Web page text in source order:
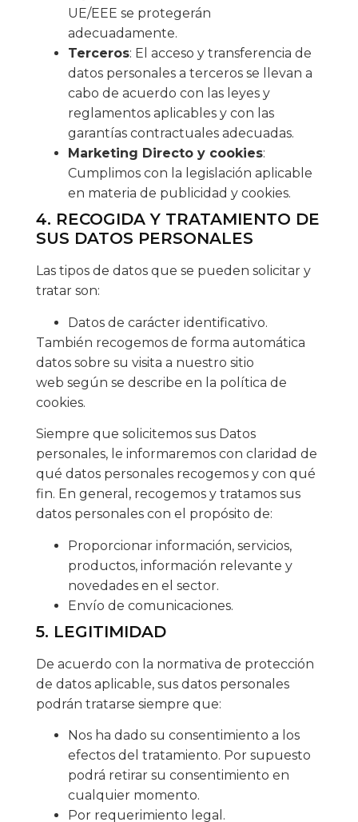
UE/EEE se protegerán
adecuadamente.
Terceros: El acceso y transferencia de
datos personales a terceros se llevan a
cabo de acuerdo con las leyes y
reglamentos aplicables y con las
garantías contractuales adecuadas.
Marketing Directo y cookies:
Cumplimos con la legislación aplicable
en materia de publicidad y cookies.
4. RECOGIDA Y TRATAMIENTO DE
SUS DATOS PERSONALES
Las tipos de datos que se pueden solicitar y
tratar son:
Datos de carácter identificativo.
También recogemos de forma automática
datos sobre su visita a nuestro sitio
web según se describe en la política de
cookies.
Siempre que solicitemos sus Datos
personales, le informaremos con claridad de
qué datos personales recogemos y con qué
fin. En general, recogemos y tratamos sus
datos personales con el propósito de:
Proporcionar información, servicios,
productos, información relevante y
novedades en el sector.
Envío de comunicaciones.
5. LEGITIMIDAD
De acuerdo con la normativa de protección
de datos aplicable, sus datos personales
podrán tratarse siempre que:
Nos ha dado su consentimiento a los
efectos del tratamiento. Por supuesto
podrá retirar su consentimiento en
cualquier momento.
Por requerimiento legal.